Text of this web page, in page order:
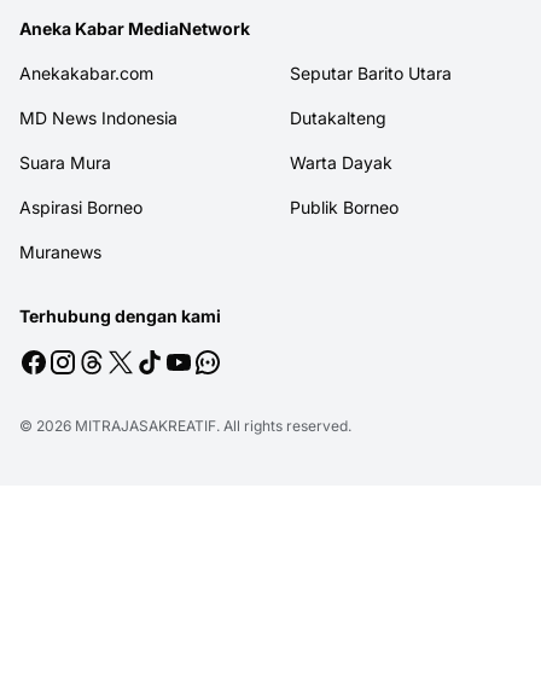
Aneka Kabar MediaNetwork
Anekakabar.com Seputar Barito Utara
MD News Indonesia Dutakalteng
Suara Mura Warta Dayak
Aspirasi Borneo Publik Borneo
Muranews
Terhubung dengan kami
© 2026 MITRAJASAKREATIF. All rights reserved.